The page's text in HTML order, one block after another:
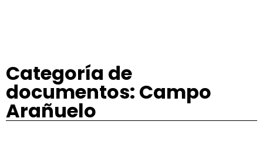
Categoría de
documentos: Campo
Arañuelo